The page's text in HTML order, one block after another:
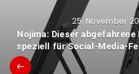
25. November
Nojima: Dieser
speziell für Social-Media-